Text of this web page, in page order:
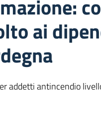
ai
addetti antincendio